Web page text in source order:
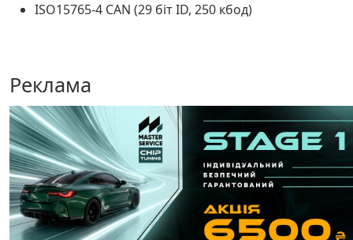
ISO15765-4 CAN (29 біт ID, 250 кбод)
Реклама